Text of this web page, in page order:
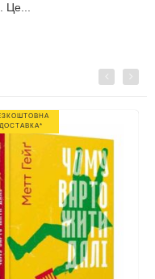
Previous
ДОСТАВКА*
Next